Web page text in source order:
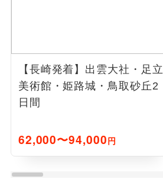
【長崎発着】出雲大社・足立
美術館・姫路城・鳥取砂丘2
日間
62,000〜94,000円